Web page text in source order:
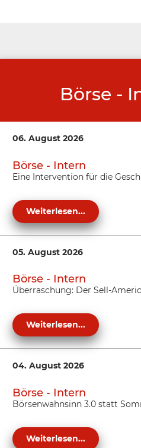
Börse -
06. August 2026
Börse - Intern
Eine Intervention für die
Weiterlesen...
05. August 2026
Börse - Intern
Überraschung: Der Sell-
Weiterlesen...
04. August 2026
Börse - Intern
Börsenwahnsinn 3.0 statt
Weiterlesen...